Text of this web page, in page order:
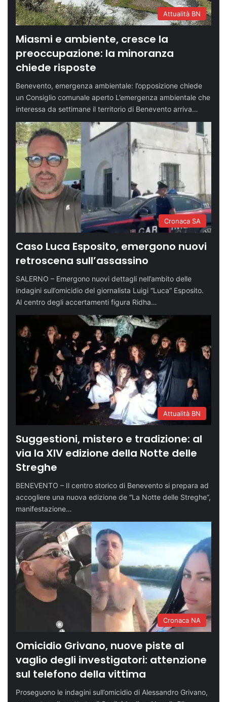
Attualità BN
Miasmi e ambiente, cresce la
preoccupazione: la minoranza
chiede risposte
Benevento, emergenza ambientale: l’opposizione chiede
un Consiglio comunale aperto L’emergenza ambientale che
interessa da settimane il territorio di Benevento arriva…
Cronaca SA
Caso Luca Esposito, emergono nuovi
retroscena sull’assassino
SALERNO – Emergono nuovi dettagli nell’ambito delle
indagini sull’omicidio del giornalista Luigi “Luca” Esposito.
Al centro degli accertamenti figura Ridha…
Attualità BN
Suggestioni, mistero e tradizione: al
via la XIV edizione della Notte delle
Streghe
BENEVENTO – Il centro storico di Benevento si prepara ad
accogliere una nuova edizione de “La Notte delle Streghe”,
manifestazione…
Cronaca NA
Omicidio Grivano, nuove piste al
vaglio degli investigatori: attenzione
sul telefono della vittima
Proseguono le indagini sull’omicidio di Alessandro Grivano,